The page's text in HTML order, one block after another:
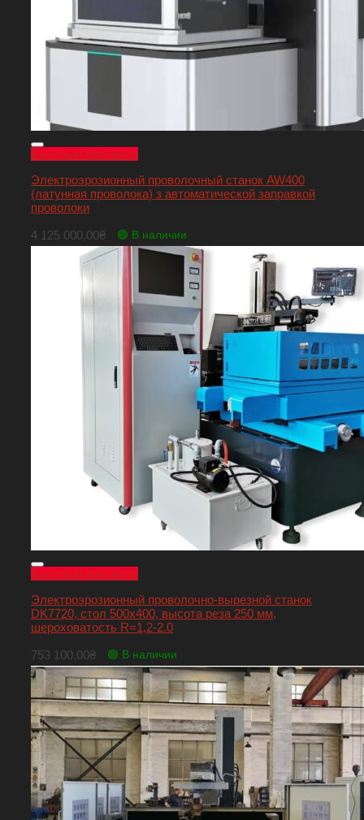
Быстрый просмотр
Электроэрозионный проволочный станок AW400
(латунная проволока) з автоматической заправкой
проволоки
4 125 000,00₴ 🟢 В наличии
Быстрый просмотр
Электроэрозионный проволочно-вырезной станок
DK7720, стол 500х400, высота реза 250 мм,
шероховатость R=1,2-2.0
753 100,00₴ 🟢 В наличии